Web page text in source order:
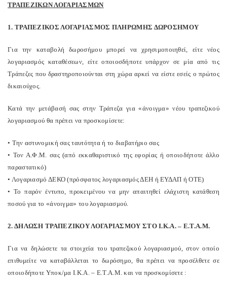
ΤΡΑΠΕΖΙΚΩΝ ΛΟΓΑΡΙΑΣΜΩΝ
1. ΤΡΑΠΕΖΙΚΟΣ ΛΟΓΑΡΙΑΣΜΟΣ ΠΛΗΡΩΜΗΣ ΔΩΡΟΣΗΜΟΥ
Για την καταβολή δωροσήμου μπορεί να χρησιμοποιηθεί, είτε νέος
λογαριασμός καταθέσεων, είτε οποιοσδήποτε υπάρχον σε μία από τις
Τράπεζες που δραστηροποιούνται στη χώρα αρκεί να είστε εσείς ο πρώτος
δικαιούχος.
Κατά την μετάβασή σας στην Τράπεζα για «άνοιγμα» νέου τραπεζικού
λογαριασμού θα πρέπει να προσκομίσετε:
• Την αστυνομική σας ταυτότητα ή το διαβατήριο σας
• Τον Α.Φ.Μ. σας (από εκκαθαριστικό της εφορίας ή οποιοδήποτε άλλο
παραστατικό)
• Λογαριασμό ΔΕΚΟ (πρόσφατος λογαριασμός ΔΕΗ ή ΕΥΔΑΠ ή ΟΤΕ)
• Το παρόν έντυπο, προκειμένου να μην απαιτηθεί ελάχιστη κατάθεση
ποσού για το «άνοιγμα» του λογαριασμού.
2. ΔΗΛΩΣΗ ΤΡΑΠΕΖΙΚΟΥ ΛΟΓΑΡΙΑΣΜΟΥ ΣΤΟ Ι.Κ.Α. – Ε.Τ.Α.Μ.
Για να δηλώσετε τα στοιχεία του τραπεζικού λογαριασμού, στον οποίο
επιθυμείτε να καταβάλλεται το δωρόσημο, θα πρέπει να προσέλθετε σε
οποιοδήποτε Υποκ/μα Ι.Κ.Α. – Ε.Τ.Α.Μ. και να προσκομίσετε :